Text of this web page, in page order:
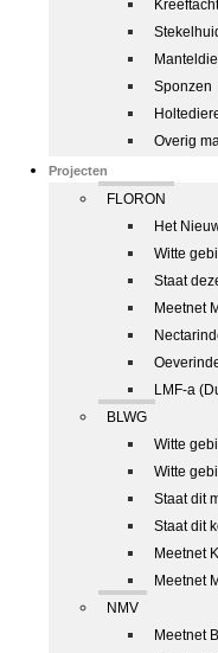
Sponzen
Overig
Projecten
FLORON
Het
Witte
Staat
Meetnet
LMF-a
BLWG
Witte
Witte
Staat dit
Staat dit
Meetnet
Meetnet
NMV
Meetnet